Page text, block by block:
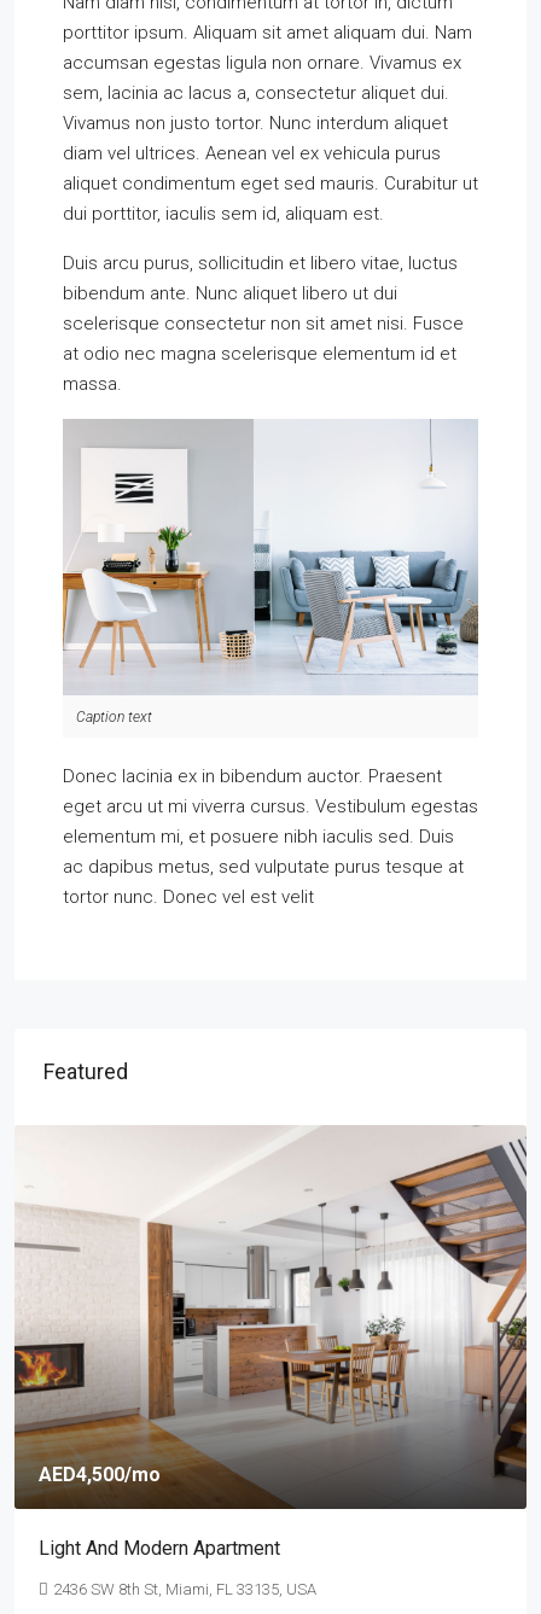
porttitor ipsum. Aliquam sit amet aliquam dui. Nam
accumsan egestas ligula non ornare. Vivamus ex
sem, lacinia ac lacus a, consectetur aliquet dui.
Vivamus non justo tortor. Nunc interdum aliquet
diam vel ultrices. Aenean vel ex vehicula purus
aliquet condimentum eget sed mauris. Curabitur ut
dui porttitor, iaculis sem id, aliquam est.
Duis arcu purus, sollicitudin et libero vitae, luctus
bibendum ante. Nunc aliquet libero ut dui
scelerisque consectetur non sit amet nisi. Fusce
at odio nec magna scelerisque elementum id et
massa.
Caption text
Donec lacinia ex in bibendum auctor. Praesent
eget arcu ut mi viverra cursus. Vestibulum egestas
elementum mi, et posuere nibh iaculis sed. Duis
ac dapibus metus, sed vulputate purus tesque at
tortor nunc. Donec vel est velit
Featured
AED4,500/mo
Light And Modern Apartment
2436 SW 8th St, Miami, FL 33135, USA